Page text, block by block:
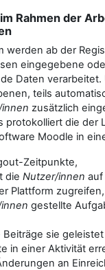
Rahmen der
werden ab der
eingegebene
Daten verarbeitet.
teils
zusätzlich
protokolliert die der
Moodle in
Zeitpunkte,
die Nutzer/innen auf
Plattform zugreifen,
gestellte
sie
in einer Aktivität
an